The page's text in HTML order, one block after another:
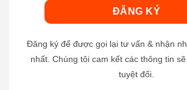
Đăng ký để được gọi lại tư vấn & nhận
nhất. Chúng tôi cam kết các thông tin
tuyệt đối.